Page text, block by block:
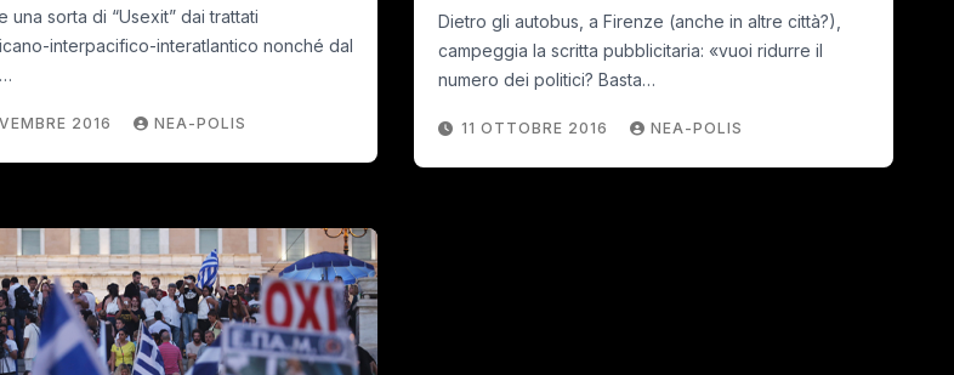
una sorta di “Usexit” dai trattati
interpacifico-interatlantico nonché dal
2016 NEA-POLIS
Dietro gli autobus, a Firenze (anche in altre città?),
campeggia la scritta pubblicitaria: «vuoi ridurre il
numero dei politici? Basta…
11 OTTOBRE 2016 NEA-POLIS